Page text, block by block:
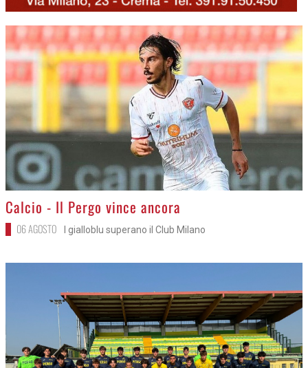
>
Calcio - Il Pergo vince ancora
06 AGOSTO I gialloblu superano il Club Milano